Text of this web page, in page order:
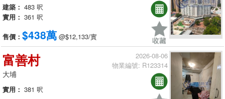
建築： 483 呎
實用： 361 呎
售價： $438萬 @$12,133/實
富善村
大埔
實用： 381 呎
2026-08-06
物業編號: R123314